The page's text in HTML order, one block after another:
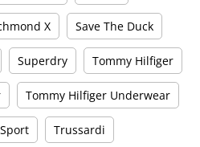
X Save The Duck
Superdry Tommy Hilfiger
Tommy Hilfiger Underwear
Trussardi